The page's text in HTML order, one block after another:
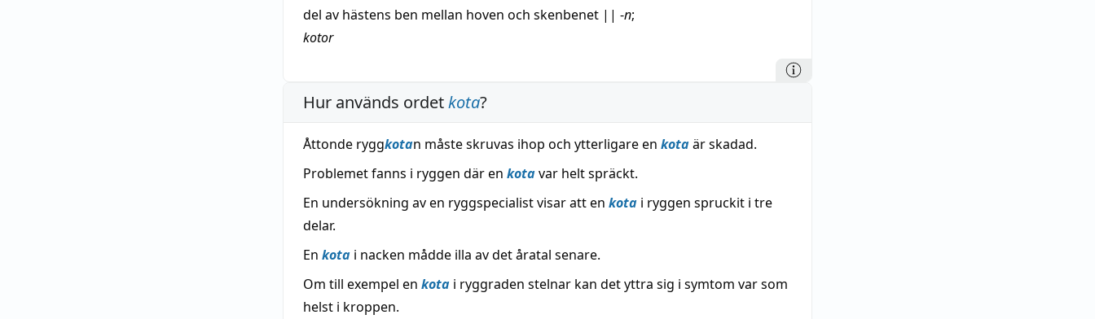
del av hästens ben mellan hoven och skenbenet || -n;
kotor
Hur används ordetkota?
Åttonde ryggkotan måste skruvas ihop och ytterligare en kotaär skadad.
Problemet fanns i ryggen där en kotavar helt spräckt.
En undersökning av en ryggspecialist visar att en kota i ryggen spruckit i tre
delar.
En kota i nacken mådde illa av det åratal senare.
Om till exempel en kota i ryggraden stelnar kan det yttra sig i symtom var som
helst i kroppen.